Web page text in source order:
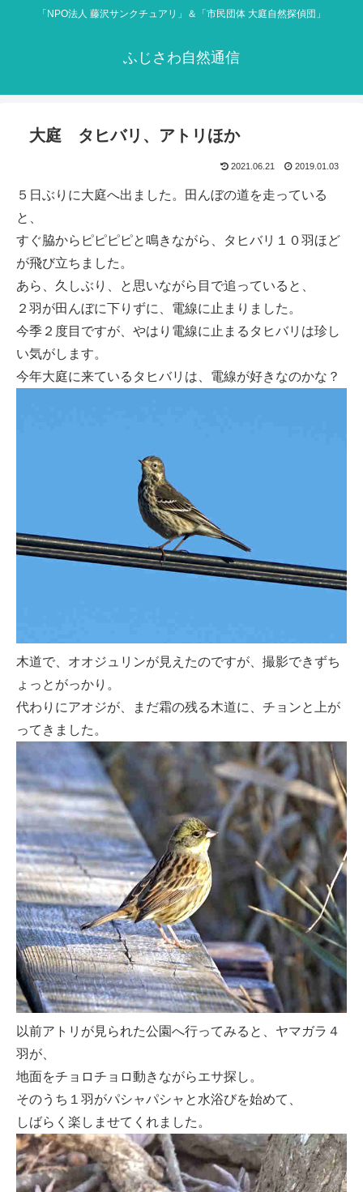
「NPO法人 藤沢サンクチュアリ」＆「市民団体 大庭自然探偵団」
ふじさわ自然通信
大庭 タヒバリ、アトリほか
2021.06.21 2019.01.03
５日ぶりに大庭へ出ました。田んぼの道を走っている
と、
すぐ脇からピピピピと鳴きながら、タヒバリ１０羽ほど
が飛び立ちました。
あら、久しぶり、と思いながら目で追っていると、
２羽が田んぼに下りずに、電線に止まりました。
今季２度目ですが、やはり電線に止まるタヒバリは珍し
い気がします。
今年大庭に来ているタヒバリは、電線が好きなのかな？
木道で、オオジュリンが見えたのですが、撮影できずち
ょっとがっかり。
代わりにアオジが、まだ霜の残る木道に、チョンと上が
ってきました。
以前アトリが見られた公園へ行ってみると、ヤマガラ４
羽が、
地面をチョロチョロ動きながらエサ探し。
そのうち１羽がパシャパシャと水浴びを始めて、
しばらく楽しませてくれました。